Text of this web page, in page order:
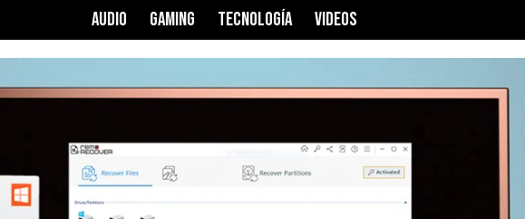
AUDIO GAMING TECNOLOGÍA VIDEOS